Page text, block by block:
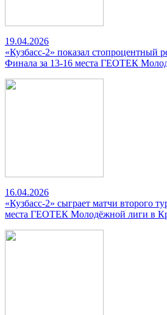
19.04.2026
«Кузбасс-2» показал стопроцентный
Финала за 13-16 места ГЕОТЕК
16.04.2026
«Кузбасс-2» сыграет матчи второго
места ГЕОТЕК Молодёжной лиги в